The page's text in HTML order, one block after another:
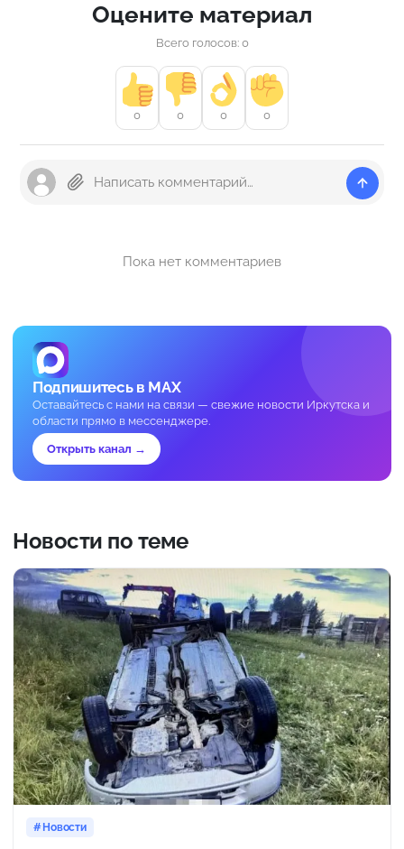
Оцените материал
Всего голосов: 0
0 0 0 0
Пока нет комментариев
Подпишитесь в MAX
Оставайтесь с нами на связи — свежие новости Иркутска и
области прямо в мессенджере.
Открыть канал →
Новости по теме
Новости